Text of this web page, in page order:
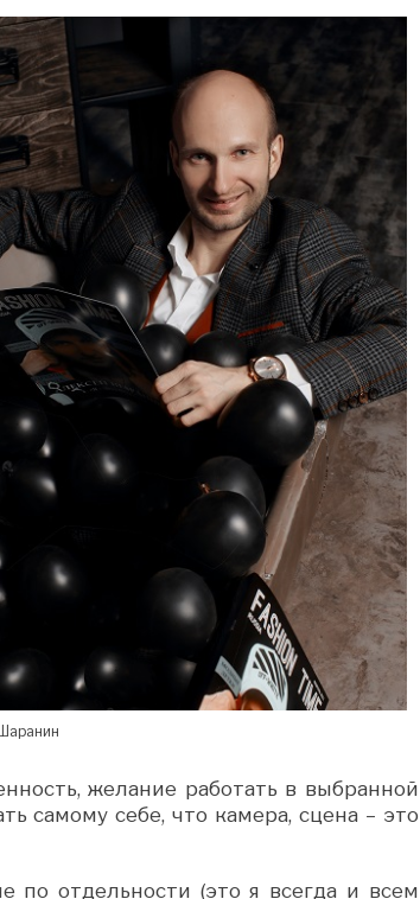
желание работать в выбранной
самому себе, что камера, сцена – это
по отдельности (это я всегда и всем